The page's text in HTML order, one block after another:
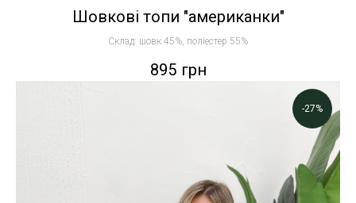
Шовкові топи "американки"
Склад: шовк 45%, поліестер 55%
895 грн
-27%